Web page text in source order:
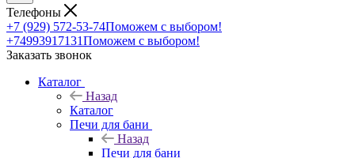
Телефоны
+7 (929) 572-53-74Поможем с выбором!
+74993917131Поможем с выбором!
Заказать звонок
Каталог
Назад
Каталог
Печи для бани
Назад
Печи для бани